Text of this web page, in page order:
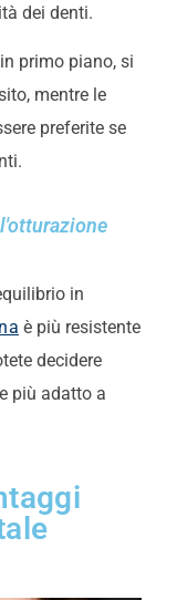
dei denti.
primo piano, si
mentre le
preferite se
in
è più resistente
decidere
più adatto a